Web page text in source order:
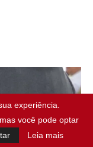
experiência.
você pode optar
Leia mais